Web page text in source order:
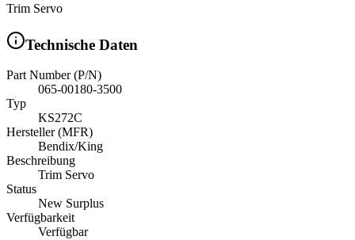
Trim Servo
Technische Daten
Part Number (P/N)
065-00180-3500
Typ
KS272C
Hersteller (MFR)
Bendix/King
Beschreibung
Trim Servo
Status
New Surplus
Verfügbarkeit
Verfügbar